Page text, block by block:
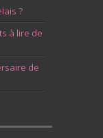
?
à lire de
de